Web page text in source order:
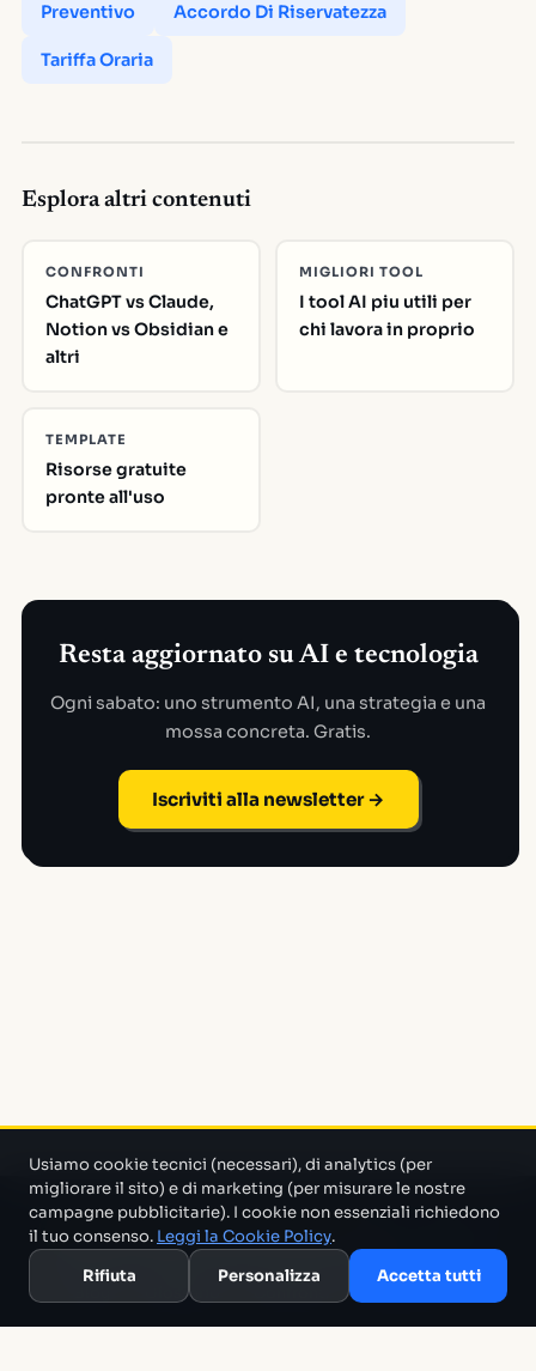
Preventivo Accordo Di Riservatezza
Tariffa Oraria
Esplora altri contenuti
CONFRONTI
ChatGPT vs Claude,
Notion vs Obsidian e
altri
MIGLIORI TOOL
I tool AI piu utili per
chi lavora in proprio
TEMPLATE
Risorse gratuite
pronte all'uso
Resta aggiornato su AI e tecnologia
Ogni sabato: uno strumento AI, una strategia e una
mossa concreta. Gratis.
Iscriviti alla newsletter →
Un progetto di Marco Monty Montemagno
che cerca in mezzo al casino e ti porta solo quello che serve.
Glossario
Usiamo cookie tecnici (necessari), di analytics (per
migliorare il sito) e di marketing (per misurare le nostre
campagne pubblicitarie). I cookie non essenziali richiedono
il tuo consenso. Leggi la Cookie Policy.
Rifiuta
Personalizza Accetta tutti